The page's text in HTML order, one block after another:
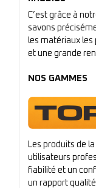
C’est grâce à
savons
les matériaux les
et une grande
NOS GAMMES
Les produits de
utilisateurs
fiabilité et un
un rapport